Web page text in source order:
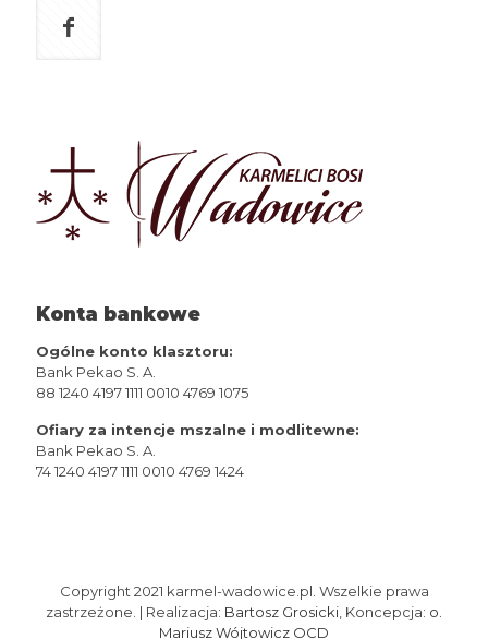
Konta bankowe
Ogólne konto klasztoru:
Bank Pekao S. A.
88 1240 4197 1111 0010 4769 1075
Ofiary za intencje mszalne i modlitewne:
Bank Pekao S. A.
74 1240 4197 1111 0010 4769 1424
Copyright 2021 karmel-wadowice.pl. Wszelkie prawa
zastrzeżone. | Realizacja: Bartosz Grosicki, Koncepcja: o.
Mariusz Wójtowicz OCD